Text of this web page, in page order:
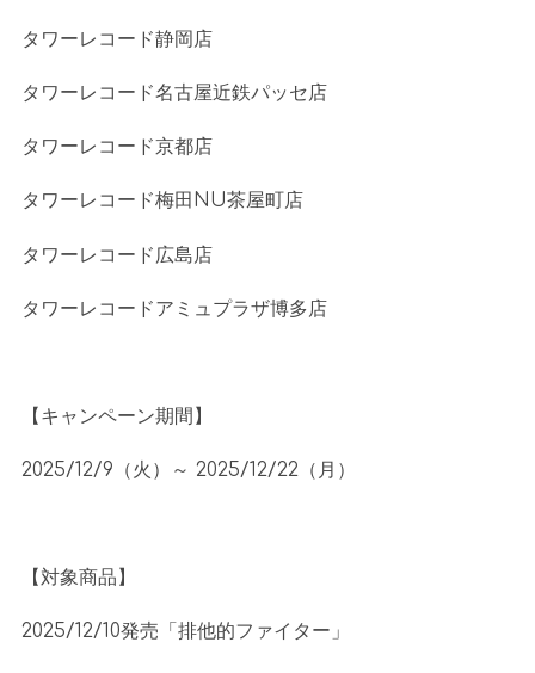
タワーレコード静岡店
タワーレコード名古屋近鉄パッセ店
タワーレコード京都店
タワーレコード梅田 NU茶屋町店
タワーレコード広島店
タワーレコードアミュプラザ博多店
【キャンペーン期間】
2025/12/9（火）～ 2025/12/22（月）
【対象商品】
2025/12/10発売「排他的ファイター」